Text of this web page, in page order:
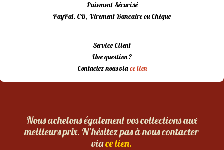
Paiement Sécurisé
PayPal, CB, Virement Bancaire ou Chèque
Service Client
Une question ?
Contactez-nous viace lien
Nous achetons également vos collections aux
meilleurs prix. N’hésitez pas à nous contacter
viace lien.